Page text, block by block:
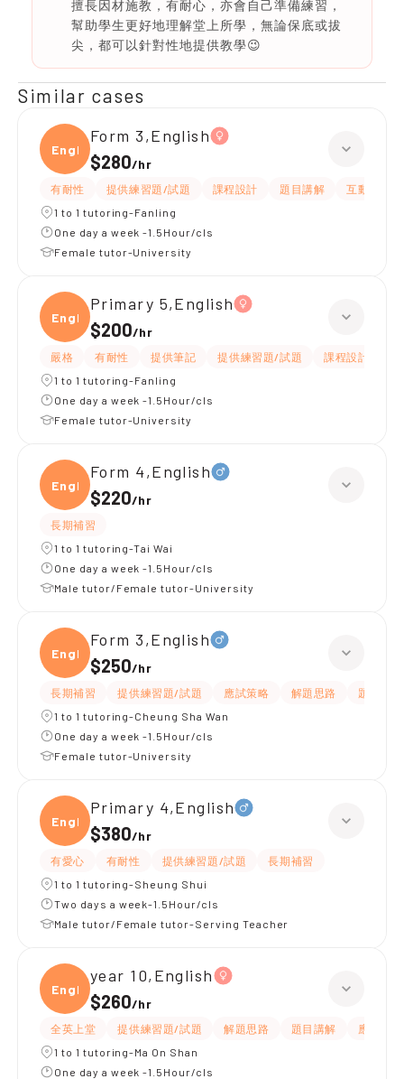
擅長因材施教，有耐心，亦會自己準備練習，
幫助學生更好地理解堂上所學，無論保底或拔
尖，都可以針對性地提供教學😉
Similar cases
Engli
Form 3,English
$280/hr
有耐性 提供練習題/試題 課程設計 題目講解
互動教學
1 to 1 tutoring-Fanling
One day a week -1.5Hour/cls
Female tutor-University
Engli
Primary 5,English
$200/hr
嚴格 有耐性 提供筆記 提供練習題/試題 課程設計
1 to 1 tutoring-Fanling
One day a week -1.5Hour/cls
Female tutor-University
Engli
Form 4,English
$220/hr
長期補習
1 to 1 tutoring-Tai Wai
One day a week -1.5Hour/cls
Male tutor/Female tutor-University
Engli
Form 3,English
$250/hr
長期補習 提供練習題/試題 應試策略 解題思路
題目講解
1 to 1 tutoring-Cheung Sha Wan
One day a week -1.5Hour/cls
Female tutor-University
Engli
Primary 4,English
$380/hr
有愛心 有耐性 提供練習題/試題
長期補習
1 to 1 tutoring-Sheung Shui
Two days a week-1.5Hour/cls
Male tutor/Female tutor-Serving Teacher
Engli
year 10,English
$260/hr
全英上堂 提供練習題/試題 解題思路 題目講解
應試策略
1 to 1 tutoring-Ma On Shan
One day a week -1.5Hour/cls